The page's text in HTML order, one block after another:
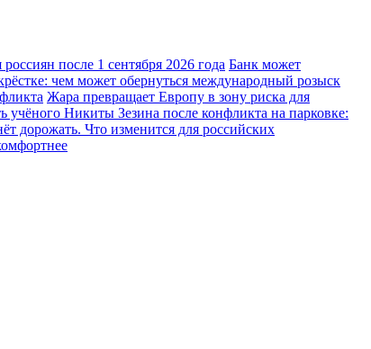
после 1 сентября 2026 года Банк может
чем может обернуться международный розыск
Жара превращает Европу в зону риска для
учёного Никиты Зезина после конфликта на парковке:
дорожать. Что изменится для российских